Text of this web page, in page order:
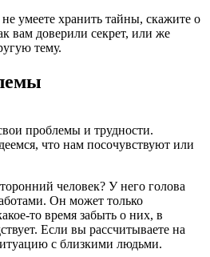
умеете хранить тайны, скажите о
вам доверили секрет, или же
тему.
проблемы и трудности.
что нам посочувствуют или
человек? У него голова
Он может только
то время забыть о них, в
Если вы рассчитываете на
с близкими людьми.